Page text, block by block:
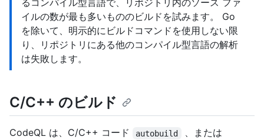
るコンパイル型言語で、リポジトリ内のソース ファ
イルの数が最も多いもののビルドを試みます。 Go
を除いて、明示的にビルドコマンドを使用しない限
り、リポジトリにある他のコンパイル型言語の解析
は失敗します。
C/C++ のビルド
CodeQL は、C/C++ コード autobuild 、または